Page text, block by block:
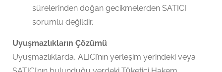
sürelerinden doğan gecikmelerden SATICI
sorumlu değildir.
Uyuşmazlıkların Çözümü
Uyuşmazlıklarda, ALICI’nın yerleşim yerindeki veya